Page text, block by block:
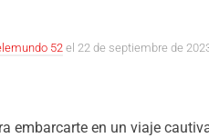
52 el 22 de septiembre de
embarcarte en un viaje